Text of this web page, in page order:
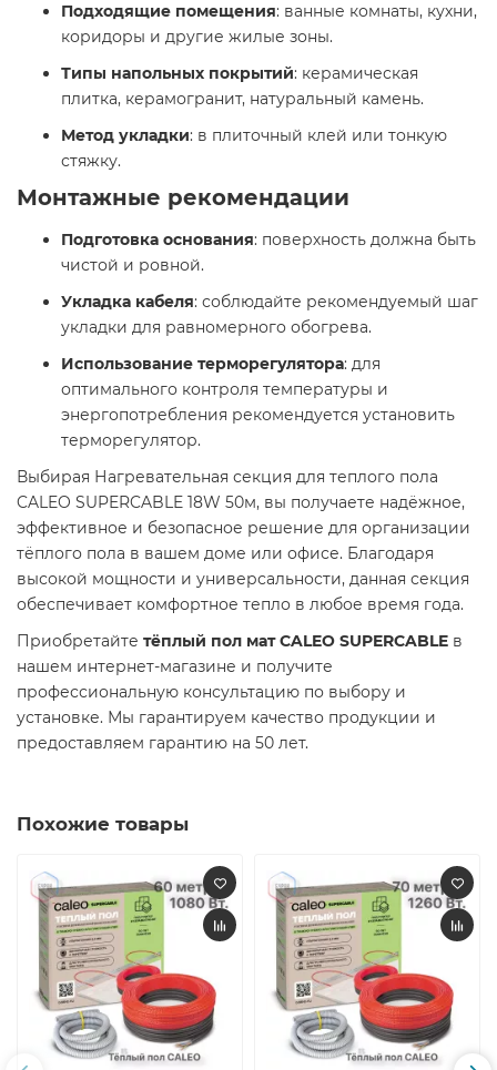
Подходящие помещения: ванные комнаты, кухни,
коридоры и другие жилые зоны.​
Типы напольных покрытий: керамическая
плитка, керамогранит, натуральный камень.​
Метод укладки: в плиточный клей или тонкую
стяжку.​
Монтажные рекомендации
Подготовка основания: поверхность должна быть
чистой и ровной.​
Укладка кабеля: соблюдайте рекомендуемый шаг
укладки для равномерного обогрева.​
Использование терморегулятора: для
оптимального контроля температуры и
энергопотребления рекомендуется установить
терморегулятор.​
Выбирая Нагревательная секция для теплого пола
CALEO SUPERCABLE 18W 50м, вы получаете надёжное,
эффективное и безопасное решение для организации
тёплого пола в вашем доме или офисе. Благодаря
высокой мощности и универсальности, данная секция
обеспечивает комфортное тепло в любое время года.​
Приобретайте тёплый пол мат CALEO SUPERCABLE в
нашем интернет-магазине и получите
профессиональную консультацию по выбору и
установке. Мы гарантируем качество продукции и
предоставляем гарантию на 50 лет.​
Похожие товары